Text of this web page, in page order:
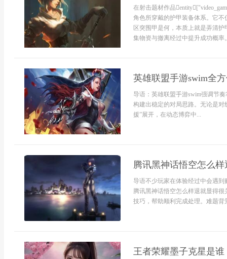
在射击题材作品
角色所穿戴的护甲装备体系。它
区突围甲是何，本质上就是弄清
集物资与撤离经过中提升成功概
英雄联盟手游swim全
导语：英雄联盟手游swim强调节
构建出稳定的对局思路。无论是
援”展开，在动态博弈中...
腾讯黑神话悟空怎么样
导语不少玩家在体验经过中会遇
腾讯黑神话悟空怎么样退就显得
技巧，帮助顺利完成处理。难题背
王者荣耀墨子克星是谁